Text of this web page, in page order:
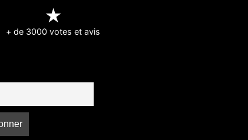
★
+ de 3000 votes et avis